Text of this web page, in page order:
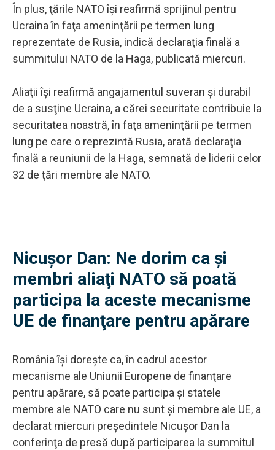
În plus, ţările NATO îşi reafirmă sprijinul pentru
Ucraina în faţa ameninţării pe termen lung
reprezentate de Rusia, indică declaraţia finală a
summitului NATO de la Haga, publicată miercuri.
Aliaţii îşi reafirmă angajamentul suveran şi durabil
de a susţine Ucraina, a cărei securitate contribuie la
securitatea noastră, în faţa ameninţării pe termen
lung pe care o reprezintă Rusia, arată declaraţia
finală a reuniunii de la Haga, semnată de liderii celor
32 de ţări membre ale NATO.
Nicuşor Dan: Ne dorim ca şi
membri aliaţi NATO să poată
participa la aceste mecanisme
UE de finanţare pentru apărare
România îşi doreşte ca, în cadrul acestor
mecanisme ale Uniunii Europene de finanţare
pentru apărare, să poate participa şi statele
membre ale NATO care nu sunt şi membre ale UE, a
declarat miercuri preşedintele Nicuşor Dan la
conferinţa de presă după participarea la summitul